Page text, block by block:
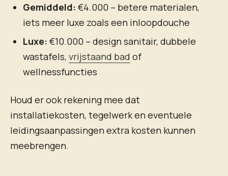
Gemiddeld: €4.000 – betere materialen,
iets meer luxe zoals een inloopdouche
Luxe: €10.000 – design sanitair, dubbele
wastafels,vrijstaand bad of
wellnessfuncties
Houd er ook rekening mee dat
installatiekosten, tegelwerk en eventuele
leidingsaanpassingen extra kosten kunnen
meebrengen.